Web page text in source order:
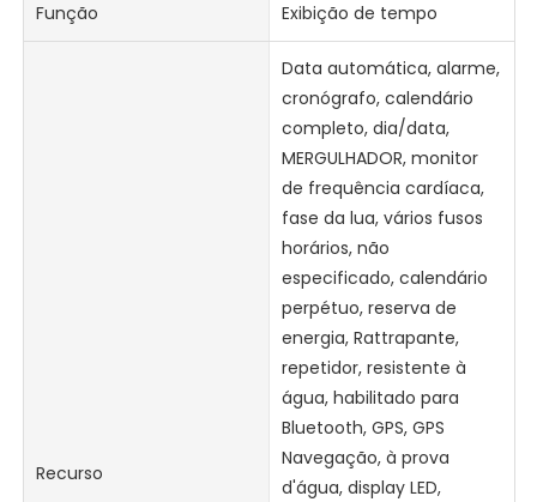
Função Exibição de tempo
Recurso
Data automática, alarme,
cronógrafo, calendário
completo, dia/data,
MERGULHADOR, monitor
de frequência cardíaca,
fase da lua, vários fusos
horários, não
especificado, calendário
perpétuo, reserva de
energia, Rattrapante,
repetidor, resistente à
água, habilitado para
Bluetooth, GPS, GPS
Navegação, à prova
d'água, display LED,